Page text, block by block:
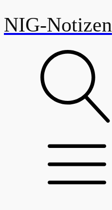
NIG-Notizen